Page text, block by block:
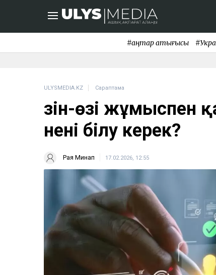
#қаңтар қақтығысы
ULYSMEDIA.KZ Сараптама
Өзін-өзі жұмыспен
нені білу керек?
Рая Минап 17.02.2026, 12:55